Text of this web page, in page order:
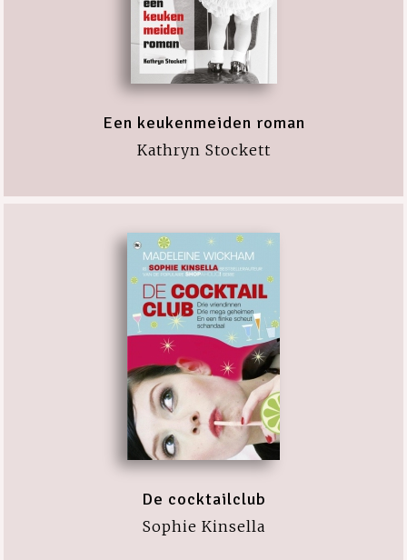
Een keukenmeiden roman
Kathryn Stockett
De cocktailclub
Sophie Kinsella